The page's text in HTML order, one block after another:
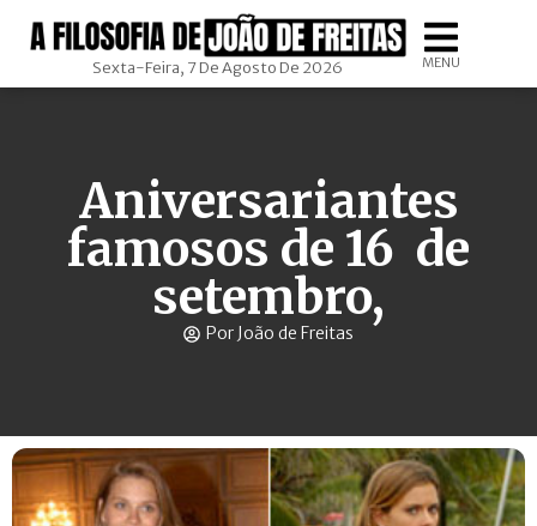
Sexta-Feira, 7 De Agosto De 2026 MENU
Aniversariantes
famosos de 16 de
setembro,
Por João de Freitas